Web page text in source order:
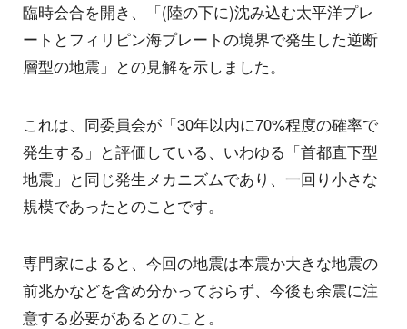
臨時会合を開き、「(陸の下に)沈み込む太平洋プレ
ートとフィリピン海プレートの境界で発生した逆断
層型の地震」との見解を示しました。
これは、同委員会が「30年以内に70%程度の確率で
発生する」と評価している、いわゆる「首都直下型
地震」と同じ発生メカニズムであり、一回り小さな
規模であったとのことです。
専門家によると、今回の地震は本震か大きな地震の
前兆かなどを含め分かっておらず、今後も余震に注
意する必要があるとのこと。